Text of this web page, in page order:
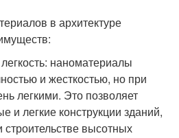
в архитектуре
наноматериалы
и жесткостью, но при
легкими. Это позволяет
и легкие конструкции зданий,
высотных